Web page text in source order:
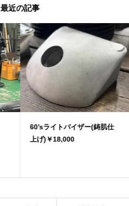
最近の記事
60’sライトバイザー(鋳肌仕
上げ)￥18,000